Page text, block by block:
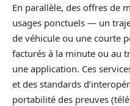
En parallèle, des offres de
usages ponctuels — un
de véhicule ou une courte
facturés à la minute ou au
une application. Ces
et des standards
portabilité des preuves